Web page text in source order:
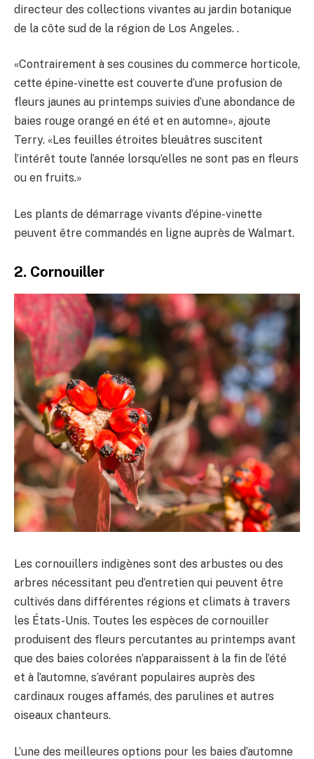
directeur des collections vivantes au jardin botanique
de la côte sud de la région de Los Angeles. .
«Contrairement à ses cousines du commerce horticole,
cette épine-vinette est couverte d’une profusion de
fleurs jaunes au printemps suivies d’une abondance de
baies rouge orangé en été et en automne», ajoute
Terry. «Les feuilles étroites bleuâtres suscitent
l’intérêt toute l’année lorsqu’elles ne sont pas en fleurs
ou en fruits.»
Les plants de démarrage vivants d’épine-vinette
peuvent être commandés en ligne auprès de Walmart.
2. Cornouiller
Les cornouillers indigènes sont des arbustes ou des
arbres nécessitant peu d’entretien qui peuvent être
cultivés dans différentes régions et climats à travers
les États-Unis. Toutes les espèces de cornouiller
produisent des fleurs percutantes au printemps avant
que des baies colorées n’apparaissent à la fin de l’été
et à l’automne, s’avérant populaires auprès des
cardinaux rouges affamés, des parulines et autres
oiseaux chanteurs.
L’une des meilleures options pour les baies d’automne